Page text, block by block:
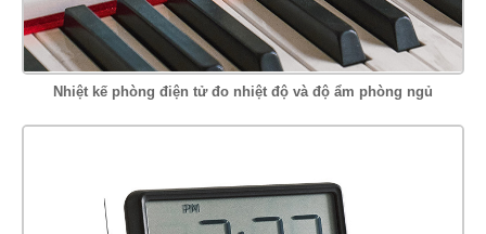
Nhiệt kế phòng điện tử đo nhiệt độ và độ ẩm phòng ngủ